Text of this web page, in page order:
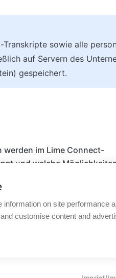
Transkripte sowie alle
auf Servern des
gespeichert.
werden im Lime Connect-
und welche Möglichkeiten
on site performance
customise content and